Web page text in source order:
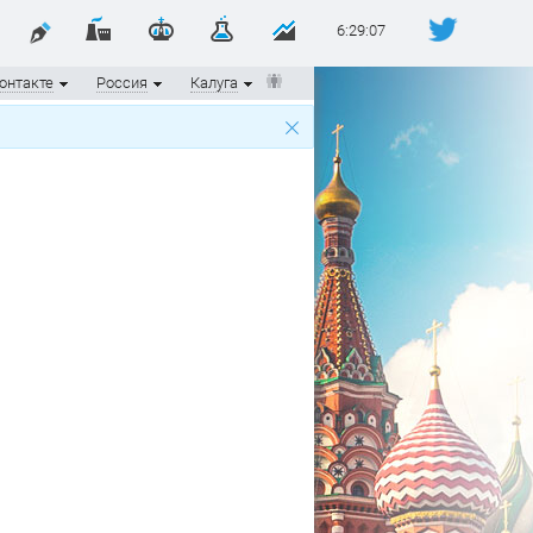
6:29:07
Калуга
Россия